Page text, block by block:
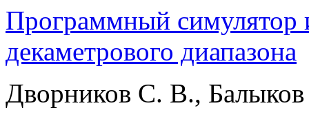
Программный симулятор
декаметрового диапазона
Дворников С. В.,